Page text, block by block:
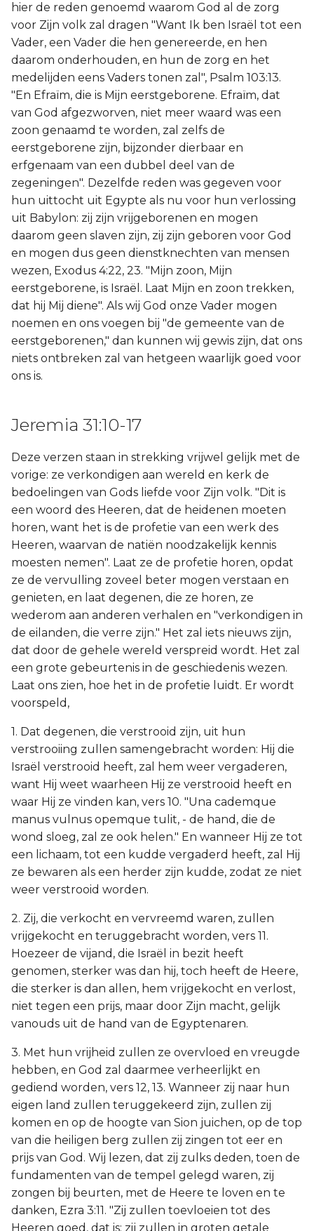
hier de reden genoemd waarom God al de zorg
voor Zijn volk zal dragen "Want Ik ben Israël tot een
Vader, een Vader die hen genereerde, en hen
daarom onderhouden, en hun de zorg en het
medelijden eens Vaders tonen zal", Psalm 103:13.
"En Efraïm, die is Mijn eerstgeborene. Efraïm, dat
van God afgezworven, niet meer waard was een
zoon genaamd te worden, zal zelfs de
eerstgeborene zijn, bijzonder dierbaar en
erfgenaam van een dubbel deel van de
zegeningen". Dezelfde reden was gegeven voor
hun uittocht uit Egypte als nu voor hun verlossing
uit Babylon: zij zijn vrijgeborenen en mogen
daarom geen slaven zijn, zij zijn geboren voor God
en mogen dus geen dienstknechten van mensen
wezen, Exodus 4:22, 23. "Mijn zoon, Mijn
eerstgeborene, is Israël. Laat Mijn en zoon trekken,
dat hij Mij diene". Als wij God onze Vader mogen
noemen en ons voegen bij "de gemeente van de
eerstgeborenen," dan kunnen wij gewis zijn, dat ons
niets ontbreken zal van hetgeen waarlijk goed voor
ons is.
Jeremia 31:10-17
Deze verzen staan in strekking vrijwel gelijk met de
vorige: ze verkondigen aan wereld en kerk de
bedoelingen van Gods liefde voor Zijn volk. "Dit is
een woord des Heeren, dat de heidenen moeten
horen, want het is de profetie van een werk des
Heeren, waarvan de natiën noodzakelijk kennis
moesten nemen". Laat ze de profetie horen, opdat
ze de vervulling zoveel beter mogen verstaan en
genieten, en laat degenen, die ze horen, ze
wederom aan anderen verhalen en "verkondigen in
de eilanden, die verre zijn." Het zal iets nieuws zijn,
dat door de gehele wereld verspreid wordt. Het zal
een grote gebeurtenis in de geschiedenis wezen.
Laat ons zien, hoe het in de profetie luidt. Er wordt
voorspeld,
1. Dat degenen, die verstrooid zijn, uit hun
verstrooiing zullen samengebracht worden: Hij die
Israël verstrooid heeft, zal hem weer vergaderen,
want Hij weet waarheen Hij ze verstrooid heeft en
waar Hij ze vinden kan, vers 10. "Una cademque
manus vulnus opemque tulit, - de hand, die de
wond sloeg, zal ze ook helen." En wanneer Hij ze tot
een lichaam, tot een kudde vergaderd heeft, zal Hij
ze bewaren als een herder zijn kudde, zodat ze niet
weer verstrooid worden.
2. Zij, die verkocht en vervreemd waren, zullen
vrijgekocht en teruggebracht worden, vers 11.
Hoezeer de vijand, die Israël in bezit heeft
genomen, sterker was dan hij, toch heeft de Heere,
die sterker is dan allen, hem vrijgekocht en verlost,
niet tegen een prijs, maar door Zijn macht, gelijk
vanouds uit de hand van de Egyptenaren.
3. Met hun vrijheid zullen ze overvloed en vreugde
hebben, en God zal daarmee verheerlijkt en
gediend worden, vers 12, 13. Wanneer zij naar hun
eigen land zullen teruggekeerd zijn, zullen zij
komen en op de hoogte van Sion juichen, op de top
van die heiligen berg zullen zij zingen tot eer en
prijs van God. Wij lezen, dat zij zulks deden, toen de
fundamenten van de tempel gelegd waren, zij
zongen bij beurten, met de Heere te loven en te
danken, Ezra 3:11. "Zij zullen toevloeien tot des
Heeren goed, dat is: zij zullen in groten getale